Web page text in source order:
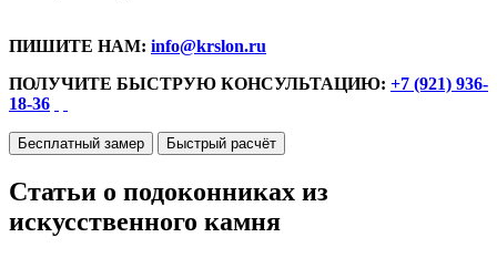
ПИШИТЕ НАМ: info@krslon.ru
ПОЛУЧИТЕ БЫСТРУЮ КОНСУЛЬТАЦИЮ: +7 (921) 936-
18-36
Бесплатный замер Быстрый расчёт
Статьи о подоконниках из
искусственного камня